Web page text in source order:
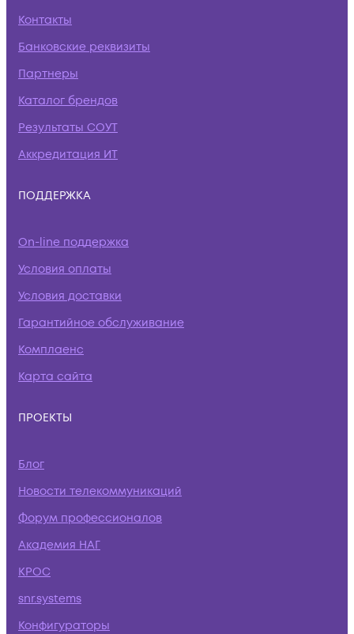
Контакты
Банковские реквизиты
Партнеры
Каталог брендов
Результаты СОУТ
Аккредитация ИТ
ПОДДЕРЖКА
On-line поддержка
Условия оплаты
Условия доставки
Гарантийное обслуживание
Комплаенс
Карта сайта
ПРОЕКТЫ
Блог
Новости телекоммуникаций
Форум профессионалов
Академия НАГ
КРОС
snr.systems
Конфигураторы